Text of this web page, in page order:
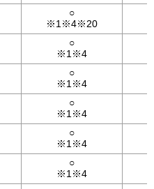
○
※1※4※20
○
※1※4
○
※1※4
○
※1※4
○
※1※4
○
※1※4